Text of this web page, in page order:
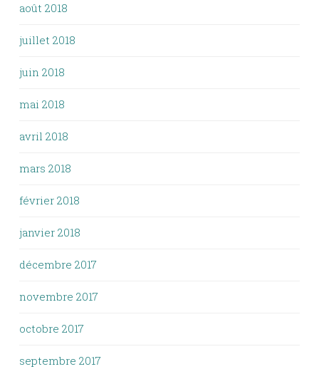
août 2018
juillet 2018
juin 2018
mai 2018
avril 2018
mars 2018
février 2018
janvier 2018
décembre 2017
novembre 2017
octobre 2017
septembre 2017